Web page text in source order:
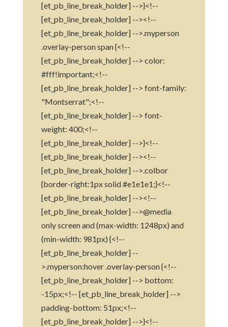
[et_pb_line_break_holder] -->}<!--
[et_pb_line_break_holder] --><!--
[et_pb_line_break_holder] -->.myperson
.overlay-person span {<!--
[et_pb_line_break_holder] --> color:
#fff!important;<!--
[et_pb_line_break_holder] --> font-family:
"Montserrat";<!--
[et_pb_line_break_holder] --> font-
weight: 400;<!--
[et_pb_line_break_holder] -->}<!--
[et_pb_line_break_holder] --><!--
[et_pb_line_break_holder] -->.colbor
{border-right:1px solid #e1e1e1;}<!--
[et_pb_line_break_holder] --><!--
[et_pb_line_break_holder] -->@media
only screen and (max-width: 1248px) and
(min-width: 981px) {<!--
[et_pb_line_break_holder] --
>.myperson:hover .overlay-person {<!--
[et_pb_line_break_holder] --> bottom:
-15px;<!-- [et_pb_line_break_holder] -->
padding-bottom: 51px;<!--
[et_pb_line_break_holder] -->}<!--